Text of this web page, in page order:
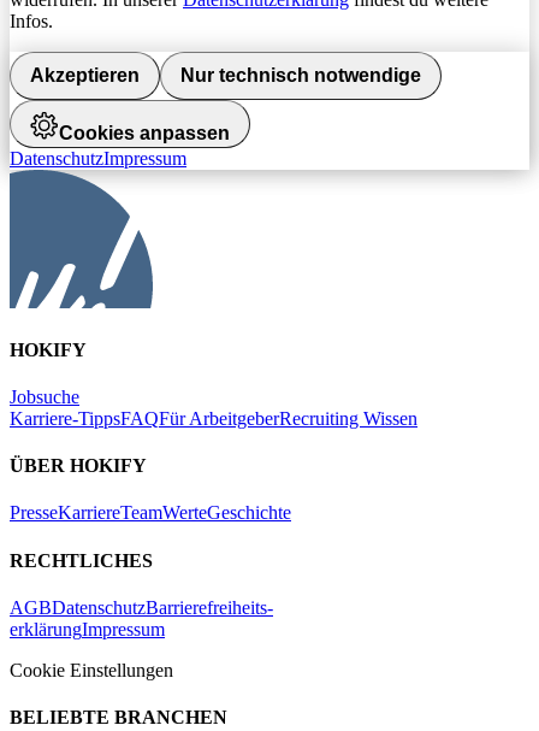
Infos.
Akzeptieren Nur technisch notwendige
Cookies anpassen
DatenschutzImpressum
HOKIFY
Jobsuche
Karriere-TippsFAQFür ArbeitgeberRecruiting Wissen
ÜBER HOKIFY
PresseKarriereTeamWerteGeschichte
RECHTLICHES
AGBDatenschutzBarrierefreiheits-
erklärungImpressum
Cookie Einstellungen
BELIEBTE BRANCHEN